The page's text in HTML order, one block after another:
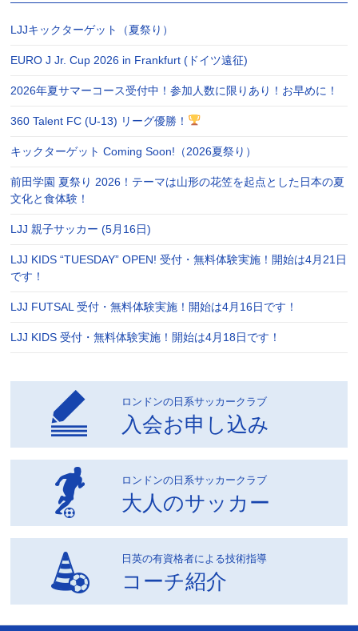
LJJキックターゲット（夏祭り）
EURO J Jr. Cup 2026 in Frankfurt (ドイツ遠征)
2026年夏サマーコース受付中！参加人数に限りあり！お早めに！
360 Talent FC (U-13) リーグ優勝！
キックターゲット Coming Soon!（2026夏祭り）
前田学園 夏祭り 2026！テーマは山形の花笠を起点とした日本の夏
文化と食体験！
LJJ 親子サッカー (5月16日)
LJJ KIDS “TUESDAY” OPEN! 受付・無料体験実施！開始は4月21日
です！
LJJ FUTSAL 受付・無料体験実施！開始は4月16日です！
LJJ KIDS 受付・無料体験実施！開始は4月18日です！
ロンドンの日系サッカークラブ
入会お申し込み
ロンドンの日系サッカークラブ
大人のサッカー
日英の有資格者による技術指導
コーチ紹介